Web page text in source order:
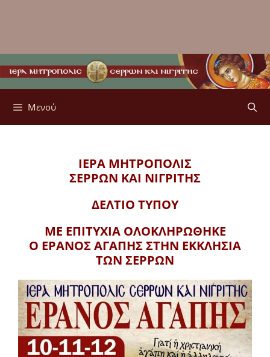
Μενού
ΙΕΡΑ ΜΗΤΡΟΠΟΛΙΣ
ΣΕΡΡΩΝ ΚΑΙ ΝΙΓΡΙΤΗΣ
ΔΕΛΤΙΟ ΤΥΠΟΥ
ΜΕ ΕΠΙΤΥΧΙΑ ΟΛΟΚΛΗΡΩΘΗΚΕ
Ο ΕΡΑΝΟΣ ΑΓΑΠΗΣ ΣΤΗΝ ΕΚΚΛΗΣΙΑ
ΤΩΝ ΣΕΡΡΩΝ